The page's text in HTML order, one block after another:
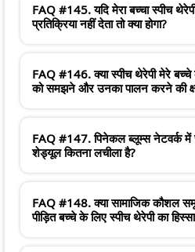
FAQ #145. यदि मेरा बच्चा स्पीच
प्रतिक्रिया नहीं देता तो क्या होगा?
FAQ #146. क्या स्पीच थेरेपी मेरे बच्चे
को समझने और उनका पालन करने की
FAQ #147. पिनेकल ब्लूम्स नेटवर्क में
शेड्यूल कितना लचीला है?
FAQ #148. क्या सामाजिक कौशल
पीड़ित बच्चे के लिए स्पीच थेरेपी का